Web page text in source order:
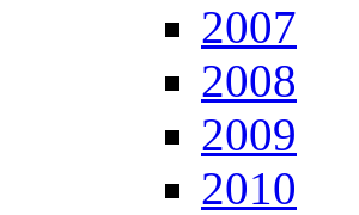
2007
2008
2009
2010